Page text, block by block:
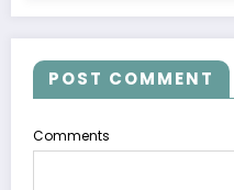
POST COMMENT
Comments